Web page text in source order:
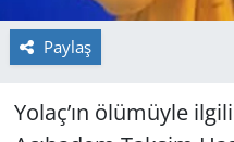
Paylaş
Yolaç’ın ölümüyle